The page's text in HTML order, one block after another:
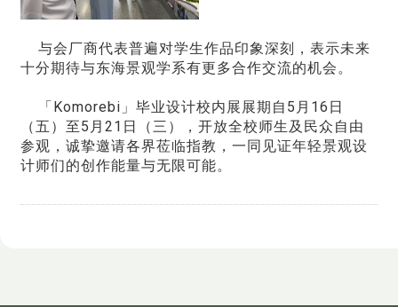
与会厂商代表普遍对学生作品印象深刻，表示未来
十分期待与东海景观学系有更多合作交流的机会。
「Komorebi」毕业设计校内展展期自5月16日
（五）至5月21日（三），开放全校师生及民众自由
参观，诚挚邀请各界莅临指教，一同见证年轻景观设
计师们的创作能量与无限可能。